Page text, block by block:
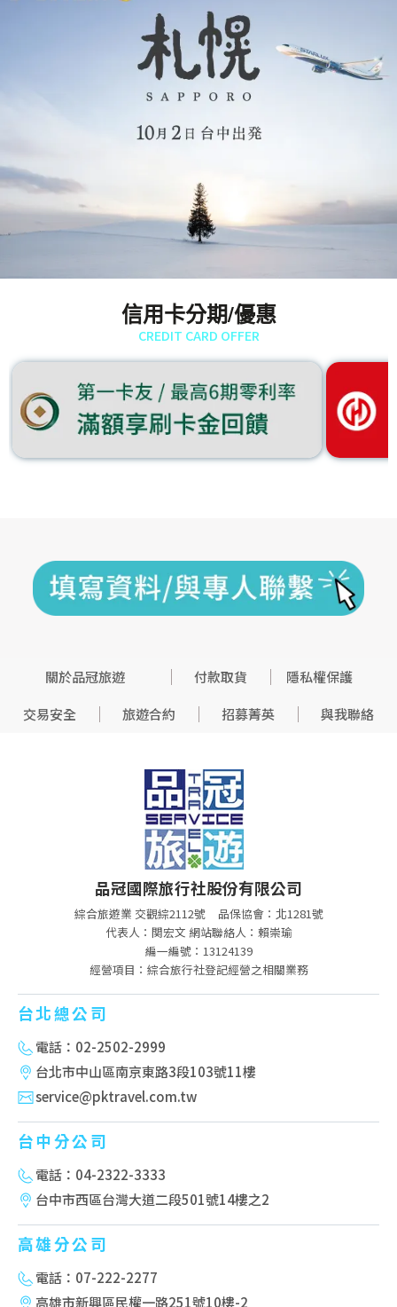
信用卡分期/優惠
CREDIT CARD OFFER
關於品冠旅遊 付款取貨
隱私權保護
交易安全
旅遊合約 招募菁英 與我聯絡
品冠國際旅行社股份有限公司
綜合旅遊業 交觀綜2112號
品保協會：北1281號
代表人：関宏文 網站聯絡人：賴崇瑜
編一編號：13124139
經營項目：綜合旅行社登記經營之相關業務
台北總公司
電話：02-2502-2999
台北市中山區南京東路3段103號11樓
service@pktravel.com.tw
台中分公司
電話：04-2322-3333
台中市西區台灣大道二段501號14樓之2
高雄分公司
電話：07-222-2277
高雄市新興區民權一路251號10樓-2